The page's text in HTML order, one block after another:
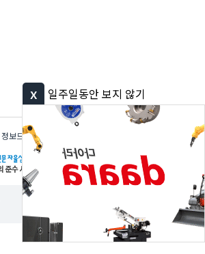
로봇 라인업 확대
무료 무료 무료
x 일주일동안 보지 않기
정보드림
다아라 그룹